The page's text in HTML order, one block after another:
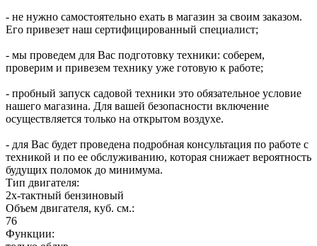
- не нужно самостоятельно ехать в магазин за своим заказом.
Его привезет наш сертифицированный специалист;
- мы проведем для Вас подготовку техники: соберем,
проверим и привезем технику уже готовую к работе;
- пробный запуск садовой техники это обязательное условие
нашего магазина. Для вашей безопасности включение
осуществляется только на открытом воздухе.
- для Вас будет проведена подробная консультация по работе с
техникой и по ее обслуживанию, которая снижает вероятность
будущих поломок до минимума.
Тип двигателя:
2х-тактный бензиновый
Объем двигателя, куб. см.:
76
Функции: